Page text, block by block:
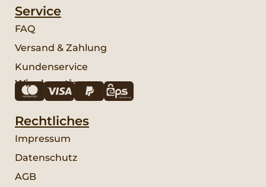
Service
FAQ
Versand & Zahlung
Kundenservice
Wir akzeptieren:
Rechtliches
Impressum
Datenschutz
AGB